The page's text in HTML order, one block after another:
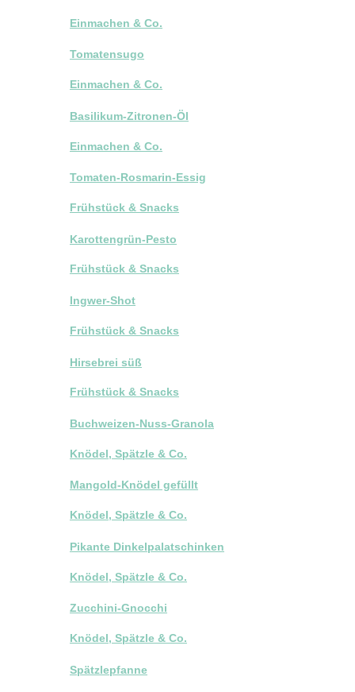
Einmachen & Co.
Tomatensugo
Einmachen & Co.
Basilikum-Zitronen-Öl
Einmachen & Co.
Tomaten-Rosmarin-Essig
Frühstück & Snacks
Karottengrün-Pesto
Frühstück & Snacks
Ingwer-Shot
Frühstück & Snacks
Hirsebrei süß
Frühstück & Snacks
Buchweizen-Nuss-Granola
Knödel, Spätzle & Co.
Mangold-Knödel gefüllt
Knödel, Spätzle & Co.
Pikante Dinkelpalatschinken
Knödel, Spätzle & Co.
Zucchini-Gnocchi
Knödel, Spätzle & Co.
Spätzlepfanne